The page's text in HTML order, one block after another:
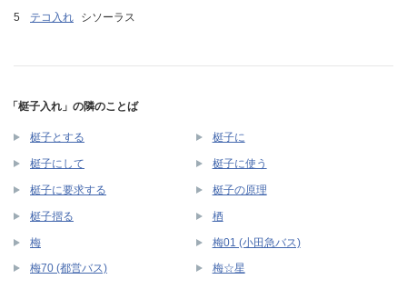
テコ入れ
シソーラス
「梃子入れ」の隣のことば
梃子とする 梃子に
梃子にして 梃子に使う
梃子に要求する 梃子の原理
梃子摺る 梄
梅 梅01 (小田急バス)
梅70 (都営バス) 梅☆星